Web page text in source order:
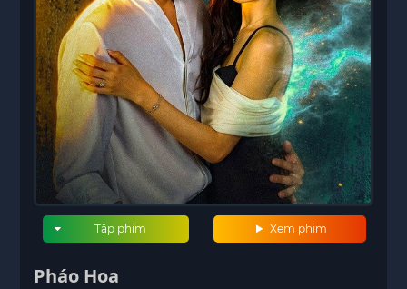
Xem phim
Tập phim
Pháo Hoa